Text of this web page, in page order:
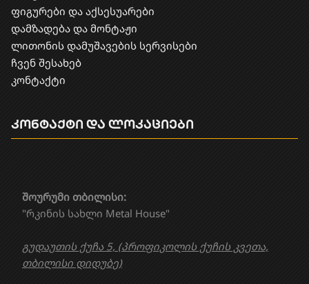
ფიგურები და აქსესუარები
დამზადება და მონტაჟი
​ლითონის დამუშავების სერვისები
ჩვენ შესახებ
კონტაქტი
შოურუმი თბილისი:
"რკინის სახლი Metal House"
გუდაუთის ქუჩა 5, (პროფიკოლის ქუჩის კვეთა,
თბილისი დიდუბე)
კონტაქტი და ლოკაციები